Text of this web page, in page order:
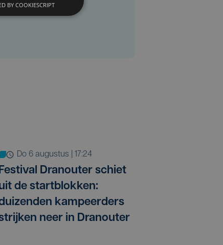
do 6 augustus | 17:24
Dranouter schiet
de startblokken:
kampeerders
neer in Dranouter
BY COOKIESCRIPT